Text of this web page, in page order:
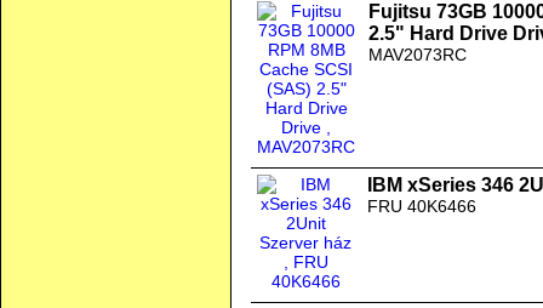
Fujitsu 73GB
2.5" Hard Drive
MAV2073RC
IBM xSeries 346
FRU 40K6466